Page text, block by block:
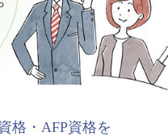
格・AFP資格を